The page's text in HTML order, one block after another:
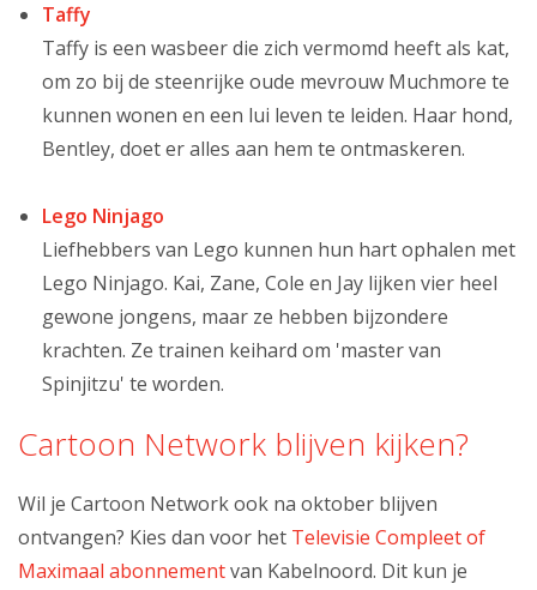
Taffy
Taffy is een wasbeer die zich vermomd heeft als kat,
om zo bij de steenrijke oude mevrouw Muchmore te
kunnen wonen en een lui leven te leiden. Haar hond,
Bentley, doet er alles aan hem te ontmaskeren.
Lego Ninjago
Liefhebbers van Lego kunnen hun hart ophalen met
Lego Ninjago. Kai, Zane, Cole en Jay lijken vier heel
gewone jongens, maar ze hebben bijzondere
krachten. Ze trainen keihard om 'master van
Spinjitzu' te worden.
Cartoon Network blijven kijken?
Wil je Cartoon Network ook na oktober blijven
ontvangen? Kies dan voor het Televisie Compleet of
Maximaal abonnementvan Kabelnoord. Dit kun je